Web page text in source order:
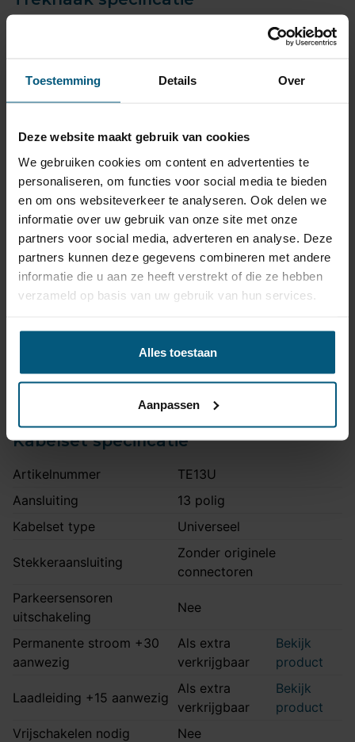
Toestemming Details Over
Deze website maakt gebruik van cookies
We gebruiken cookies om content en advertenties te
personaliseren, om functies voor social media te bieden
en om ons websiteverkeer te analyseren. Ook delen we
informatie over uw gebruik van onze site met onze
partners voor social media, adverteren en analyse. Deze
partners kunnen deze gegevens combineren met andere
informatie die u aan ze heeft verstrekt of die ze hebben
verzameld op basis van uw gebruik van hun services.
Alles toestaan
Aanpassen
Kogel is bevestigd met
Maximaal trekgewicht
Maximale kogeldruk
80 kg
Europees keurmerk
Ja
Bumperuitsnede
Ja
Uitsnede zichtbaar
Nee
Montagetijd
1 uur 30 minuten
Ook voor fietsendrager
Ja
Line modellen
Montage handleiding
AHA 18
Kabelset specificatie
Artikelnummer
TE13U
Aansluiting
13 polig
Kabelset type
Universeel
Stekkeraansluiting
Zonder originele
connectoren
Parkeersensoren
uitschakeling
Nee
Permanente stroom +30
aanwezig
Als extra
verkrijgbaar
Bekijk
product
Laadleiding +15 aanwezig
Als extra
verkrijgbaar
Bekijk
product
Vrijschakelen nodig
Nee